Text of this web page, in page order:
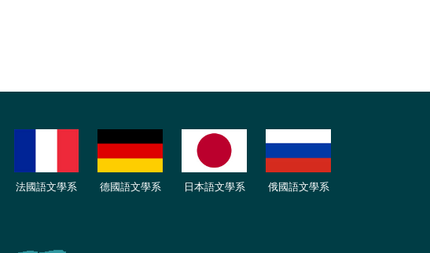
法國語文學系 德國語文學系 日本語文學系 俄國語文學系